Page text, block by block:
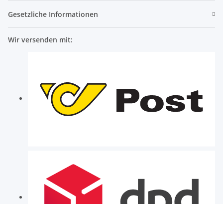
Gesetzliche Informationen
Wir versenden mit: